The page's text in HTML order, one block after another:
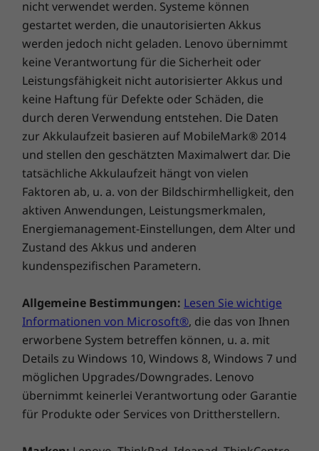
Die Privatsphäre schützen
Bleiben Sie dank der Sicherheitsfunktionen des
ThinkSmart View für Zoom stets gelassen. Mit
einer integrierten Kameraabdeckung, einer
Stummschalttaste für das Mikrofon und einem
sechsstelligen sicheren Anmeldeverfahren
bietet das Gerät Sicherheit und Datenschutz
im Betrieb und im Ruhezustand.
Ergebnisse
nicht verwendet werden. Systeme können
gestartet werden, die unautorisierten Akkus
werden jedoch nicht geladen. Lenovo übernimmt
keine Verantwortung für die Sicherheit oder
Leistungsfähigkeit nicht autorisierter Akkus und
keine Haftung für Defekte oder Schäden, die
durch deren Verwendung entstehen. Die Daten
zur Akkulaufzeit basieren auf MobileMark® 2014
und stellen den geschätzten Maximalwert dar. Die
tatsächliche Akkulaufzeit hängt von vielen
Faktoren ab, u. a. von der Bildschirmhelligkeit, den
aktiven Anwendungen, Leistungsmerkmalen,
Energiemanagement-Einstellungen, dem Alter und
Zustand des Akkus und anderen
kundenspezifischen Parametern.
Allgemeine Bestimmungen: Lesen Sie wichtige
Informationen von Microsoft®, die das von Ihnen
erworbene System betreffen können, u. a. mit
Details zu Windows 10, Windows 8, Windows 7 und
möglichen Upgrades/Downgrades. Lenovo
übernimmt keinerlei Verantwortung oder Garantie
für Produkte oder Services von Drittherstellern.